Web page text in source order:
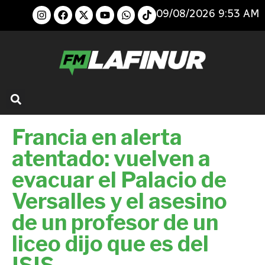
09/08/2026 9:53 AM
Francia en alerta
atentado: vuelven a
evacuar el Palacio de
Versalles y el asesino
de un profesor de un
liceo dijo que es del